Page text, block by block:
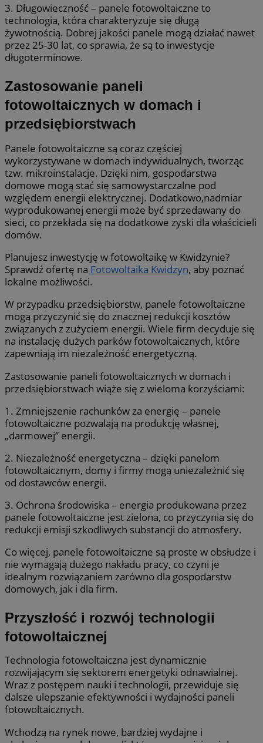
3. Długowieczność – panele fotowoltaiczne to
technologia, która charakteryzuje się długą
żywotnością. Dobrej jakości panele mogą działać nawet
przez 25-30 lat, co sprawia, że są to inwestycje
długoterminowe.
Zastosowanie paneli
fotowoltaicznych w domach i
przedsiębiorstwach
Panele fotowoltaiczne są coraz częściej
wykorzystywane w domach indywidualnych, tworząc
tzw. mikroinstalacje. Dzięki nim, gospodarstwa
domowe mogą stać się samowystarczalne pod
względem energii elektrycznej. Dodatkowo,nadmiar
wyprodukowanej energii może być sprzedawany do
sieci, co przekłada się na dodatkowe zyski dla właścicieli
domów.
Planujesz inwestycję w fotowoltaikę w Kwidzynie?
Sprawdź ofertę na Fotowoltaika Kwidzyn, aby poznać
lokalne możliwości.
W przypadku przedsiębiorstw, panele fotowoltaiczne
mogą przyczynić się do znacznej redukcji kosztów
związanych z zużyciem energii. Wiele firm decyduje się
na instalację dużych parków fotowoltaicznych, które
zapewniają im niezależność energetyczną.
Zastosowanie paneli fotowoltaicznych w domach i
przedsiębiorstwach wiąże się z wieloma korzyściami:
1. Zmniejszenie rachunków za energię – panele
fotowoltaiczne pozwalają na produkcję własnej,
„darmowej” energii.
2. Niezależność energetyczna – dzięki panelom
fotowoltaicznym, domy i firmy mogą uniezależnić się
od dostawców energii.
3. Ochrona środowiska – energia produkowana przez
panele fotowoltaiczne jest zielona, co przyczynia się do
redukcji emisji szkodliwych substancji do atmosfery.
Co więcej, panele fotowoltaiczne są proste w obsłudze i
nie wymagają dużego nakładu pracy, co czyni je
idealnym rozwiązaniem zarówno dla gospodarstw
domowych, jak i dla firm.
Przyszłość i rozwój technologii
fotowoltaicznej
Technologia fotowoltaiczna jest dynamicznie
rozwijającym się sektorem energetyki odnawialnej.
Wraz z postępem nauki i technologii, przewiduje się
dalsze ulepszanie efektywności i wydajności paneli
fotowoltaicznych.
Wchodzą na rynek nowe, bardziej wydajne i